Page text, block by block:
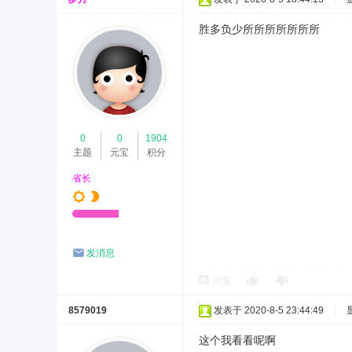
0
主题
0
元宝
1904
积分
省长
发消息
胜多负少所所所所所所所
8579019 发表于 2020-8-5 23:44:49
这个我看看呢啊